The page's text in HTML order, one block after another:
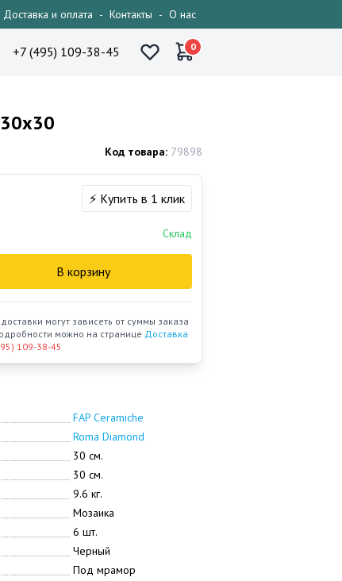
Доставка и оплата - Контакты - О нас
+7 (495) 109-38-45 0
30x30
Код товара: 79898
FAP Ceramiche
Roma Diamond
30 см.
30 см.
9.6 кг.
Мозаика
6 шт.
Черный
Под мрамор
⚡ Купить в 1 клик
Склад
В корзину
могут зависеть от суммы заказа
можно на странице Доставка
109-38-45